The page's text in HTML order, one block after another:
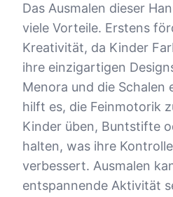
Das Ausmalen dieser
viele Vorteile. Erstens
Kreativität, da Kinder
ihre einzigartigen
Menora und die Schalen
hilft es, die Feinmotorik
Kinder üben, Buntstifte
halten, was ihre
verbessert. Ausmalen
entspannende Aktivität